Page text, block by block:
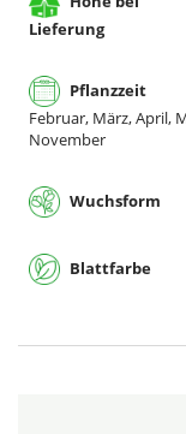
Lieferung
Pflanzzeit
Februar, März, April,
November
Wuchsform
Blattfarbe